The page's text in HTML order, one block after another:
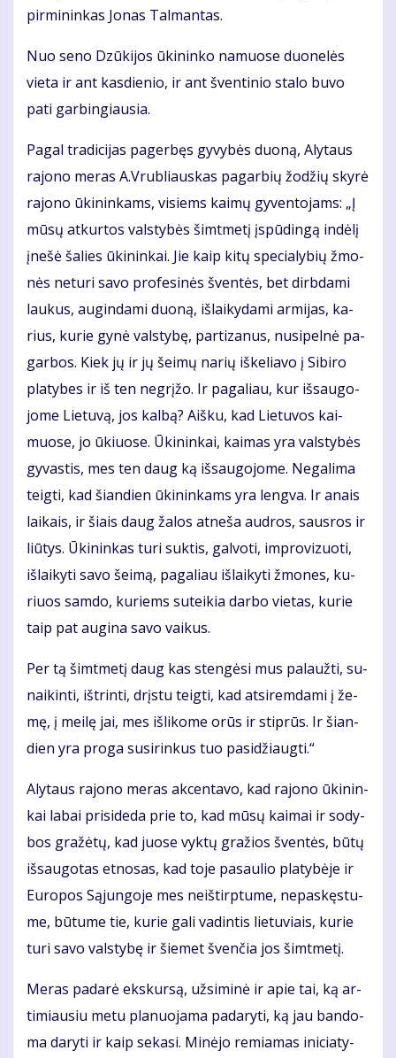
pir­mi­nin­kas Jo­nas Tal­man­tas.
Nuo se­no Dzū­ki­jos ūki­nin­ko na­muo­se duo­ne­lės
vie­ta ir ant kas­die­nio, ir ant šven­ti­nio sta­lo bu­vo
pa­ti gar­bin­giau­sia.
Pa­gal tra­di­ci­jas pa­ger­bęs gy­vy­bės duo­ną, Aly­taus
ra­jo­no me­ras A.Vrub­liaus­kas pa­gar­bių žo­džių sky­rė
ra­jo­no ūki­nin­kams, vi­siems kai­mų gy­ven­to­jams: „Į
mū­sų at­kur­tos vals­ty­bės šimt­me­tį įspū­din­gą in­dė­lį
įne­šė ša­lies ūki­nin­kai. Jie kaip ki­tų spe­cia­ly­bių žmo­
nės ne­tu­ri sa­vo pro­fe­si­nės šven­tės, bet dirb­da­mi
lau­kus, au­gin­da­mi duo­ną, iš­lai­ky­da­mi ar­mi­jas, ka­
rius, ku­rie gy­nė vals­ty­bę, par­ti­za­nus, nu­si­pel­nė pa­
gar­bos. Kiek jų ir jų šei­mų na­rių iš­ke­lia­vo į Si­bi­ro
pla­ty­bes ir iš ten ne­grį­žo. Ir pa­ga­liau, kur iš­sau­go­
jo­me Lie­tu­vą, jos kal­bą? Aiš­ku, kad Lie­tu­vos kai­
muo­se, jo ūkiuo­se. Ūki­nin­kai, kai­mas yra vals­ty­bės
gy­vas­tis, mes ten daug ką iš­sau­go­jo­me. Ne­ga­li­ma
teig­ti, kad šian­dien ūki­nin­kams yra leng­va. Ir anais
lai­kais, ir šiais daug ža­los at­ne­ša aud­ros, saus­ros ir
liū­tys. Ūki­nin­kas tu­ri suk­tis, gal­vo­ti, im­pro­vi­zuo­ti,
iš­lai­ky­ti sa­vo šei­mą, pa­ga­liau iš­lai­ky­ti žmo­nes, ku­
riuos sam­do, ku­riems su­tei­kia dar­bo vie­tas, ku­rie
taip pat au­gi­na sa­vo vai­kus.
Per tą šimt­me­tį daug kas sten­gė­si mus pa­lauž­ti, su­
nai­kin­ti, iš­trin­ti, drįs­tu teig­ti, kad at­si­rem­da­mi į že­
mę, į mei­lę jai, mes iš­li­ko­me orūs ir stip­rūs. Ir šian­
dien yra pro­ga su­si­rin­kus tuo pa­si­džiaug­ti.“
Aly­taus ra­jo­no me­ras ak­cen­ta­vo, kad ra­jo­no ūki­nin­
kai la­bai pri­si­de­da prie to, kad mū­sų kai­mai ir so­dy­
bos gra­žė­tų, kad juo­se vyk­tų gra­žios šven­tės, bū­tų
iš­sau­go­tas et­no­sas, kad to­je pa­sau­lio pla­ty­bė­je ir
Eu­ro­pos Są­jun­go­je mes ne­iš­tirp­tu­me, ne­pa­skęs­tu­
me, bū­tu­me tie, ku­rie ga­li va­din­tis lie­tu­viais, ku­rie
tu­ri sa­vo vals­ty­bę ir šie­met šven­čia jos šimt­me­tį.
Me­ras pa­da­rė eks­kur­są, už­si­mi­nė ir apie tai, ką ar­
ti­miau­siu me­tu pla­nuo­ja­ma pa­da­ry­ti, ką jau ban­do­
ma da­ry­ti ir kaip se­ka­si. Mi­nė­jo re­mia­mas ini­cia­ty­